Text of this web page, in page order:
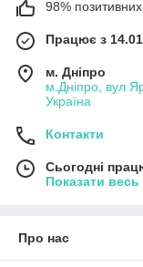
98% позитивних
Працює з
м. Дніпро
м.Дніпро, вул
Україна
Контакти
Сьогодні
Показати
Про нас